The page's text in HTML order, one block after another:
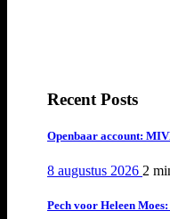
Recent Posts
Openbaar account:
8 augustus 2026 2
Pech voor Heleen